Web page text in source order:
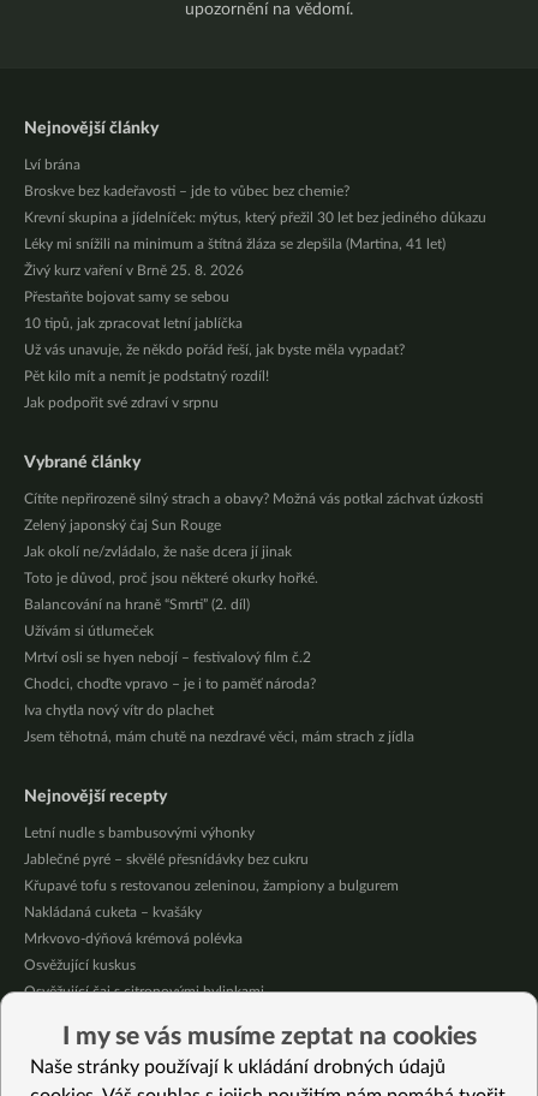
upozornění na vědomí.
Nejnovější články
Lví brána
Broskve bez kadeřavosti – jde to vůbec bez chemie?
Krevní skupina a jídelníček: mýtus, který přežil 30 let bez jediného důkazu
Léky mi snížili na minimum a štítná žláza se zlepšila (Martina, 41 let)
Živý kurz vaření v Brně 25. 8. 2026
Přestaňte bojovat samy se sebou
10 tipů, jak zpracovat letní jablíčka
Už vás unavuje, že někdo pořád řeší, jak byste měla vypadat?
Pět kilo mít a nemít je podstatný rozdíl!
Jak podpořit své zdraví v srpnu
Vybrané články
Cítíte nepřirozeně silný strach a obavy? Možná vás potkal záchvat úzkosti
Zelený japonský čaj Sun Rouge
Jak okolí ne/zvládalo, že naše dcera jí jinak
Toto je důvod, proč jsou některé okurky hořké.
Balancování na hraně “Smrti” (2. díl)
Užívám si útlumeček
Mrtví osli se hyen nebojí – festivalový film č.2
Chodci, choďte vpravo – je i to paměť národa?
Iva chytla nový vítr do plachet
Jsem těhotná, mám chutě na nezdravé věci, mám strach z jídla
Nejnovější recepty
Letní nudle s bambusovými výhonky
Jablečné pyré – skvělé přesnídávky bez cukru
Křupavé tofu s restovanou zeleninou, žampiony a bulgurem
Nakládaná cuketa – kvašáky
Mrkvovo-dýňová krémová polévka
Osvěžující kuskus
Osvěžující čaj s citronovými bylinkami
Čokoládové muffiny s mangovým krémem
Meruňky a jablka v citrónovém želé
I my se vás musíme zeptat na cookies
Naše stránky používají k ukládání drobných údajů